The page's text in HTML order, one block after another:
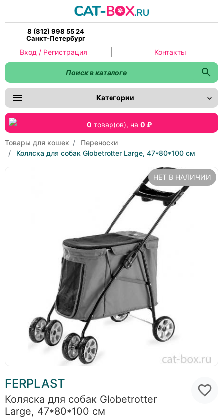
8 (812) 998 55 24
Санкт-Петербург
0 товар(ов), на 0 ₽
Категории
Вход / Регистрация Контакты
Товары для кошек
Переноски
Коляска для собак Globetrotter Large, 47*80*100 см
НЕТ В НАЛИЧИИ
FERPLAST
Коляска для собак Globetrotter
Large, 47*80*100 см